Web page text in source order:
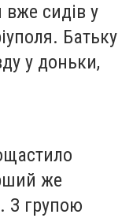
вже сидів у
Батьку
у доньки,
же
З групою